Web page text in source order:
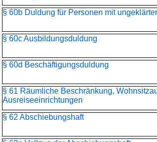
§ 60b Duldung für Personen mit
§ 60c Ausbildungsduldung
§ 60d Beschäftigungsduldung
§ 61 Räumliche Beschränkung,
Ausreiseeinrichtungen
§ 62 Abschiebungshaft